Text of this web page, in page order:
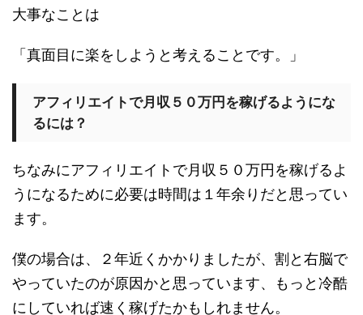
大事なことは
「真面目に楽をしようと考えることです。」
アフィリエイトで月収５０万円を稼げるようにな
るには？
ちなみにアフィリエイトで月収５０万円を稼げるよ
うになるために必要は時間は１年余りだと思ってい
ます。
僕の場合は、２年近くかかりましたが、割と右脳で
やっていたのが原因かと思っています、もっと冷酷
にしていれば速く稼げたかもしれません。